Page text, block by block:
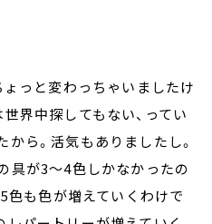
ょっと変わっちゃいましたけ
界中探してもない、ってい
ら。活気もありましたし。
具が3～4色しかなかったの
色も色が増えていくわけで